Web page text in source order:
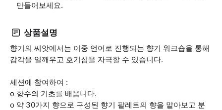
만들어보세요.
상품설명
향기의 씨앗에서는 이중 언어로 진행되는 향기 워크숍을 통해
감각을 일깨우고 호기심을 자극할 수 있습니다.
세션에 참여하여 :
o 향수의 기초를 배웁니다.
o 약 30가지 향으로 구성된 향기 팔레트의 향을 맡아보고 분